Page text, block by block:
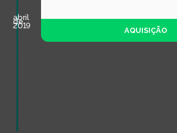
abril
de
2019
AQUISIÇÃO